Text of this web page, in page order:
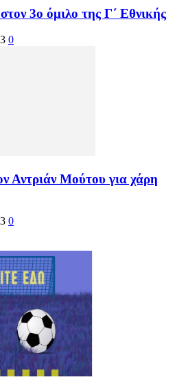
3ο όμιλο της Γ΄ Εθνικής
0
Αντριάν Μούτου για χάρη
0